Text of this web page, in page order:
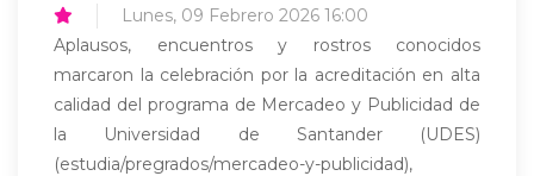
Lunes, 09 Febrero 2026 16:00
Aplausos, encuentros y rostros conocidos
marcaron la celebración por la acreditación en alta
calidad del programa de Mercadeo y Publicidad de
la Universidad de Santander (UDES)
(estudia/pregrados/mercadeo-y-publicidad),